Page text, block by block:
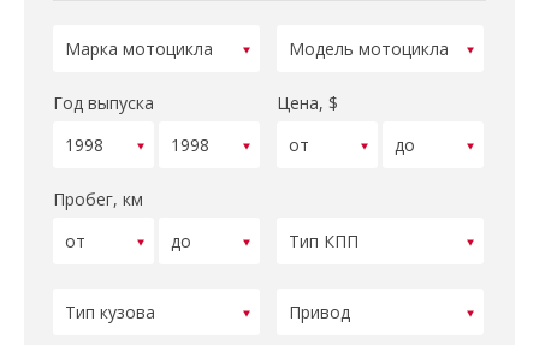
Год выпуска Цена, $
Пробег, км